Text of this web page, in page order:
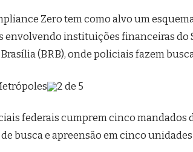
Zero tem como alvo um
envolvendo instituições financeiras do
(BRB), onde policiais fazem
2 de 5
federais cumprem cinco mandados
busca e apreensão em cinco